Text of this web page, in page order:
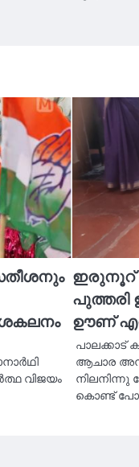
വിജയം
ഇരുനൂറ്
ഊണ് എന്ന
ആചാര
നിലനിന്നു
കൊണ്ട്